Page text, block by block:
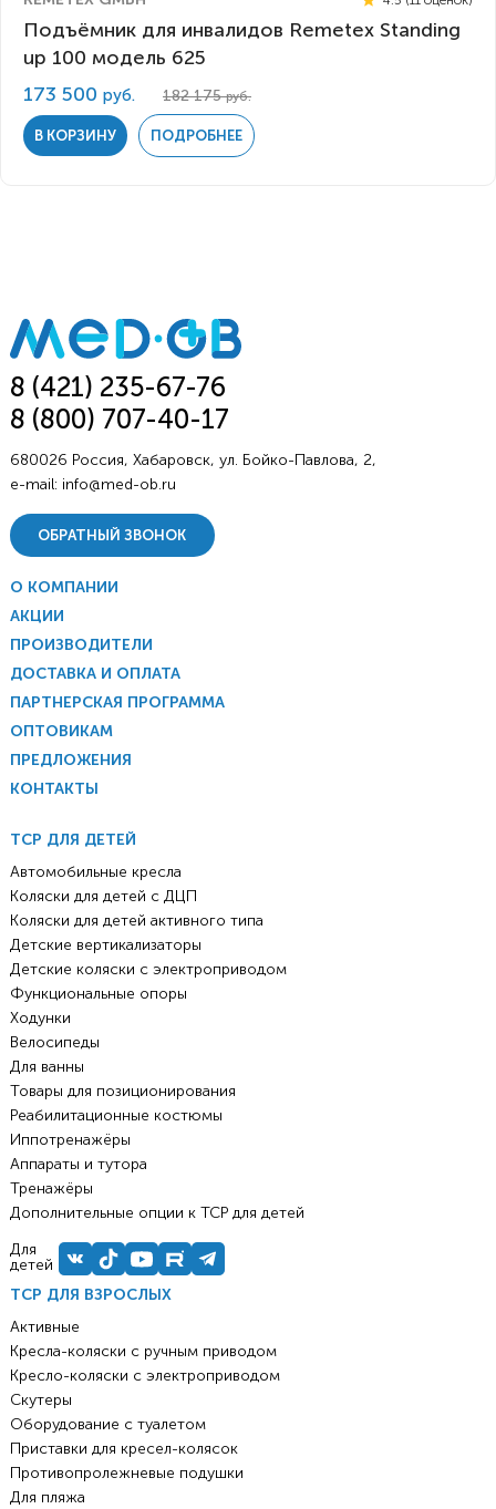
Подъёмник для инвалидов Remetex Standing
up 100 модель 625
173 500 руб. 182 175руб.
В КОРЗИНУ ПОДРОБНЕЕ
8 (421) 235-67-76
8 (800) 707-40-17
680026 Россия, Хабаровск, ул. Бойко-Павлова, 2,
e-mail: info@med-ob.ru
ОБРАТНЫЙ ЗВОНОК
О КОМПАНИИ
АКЦИИ
ПРОИЗВОДИТЕЛИ
ДОСТАВКА И ОПЛАТА
ПАРТНЕРСКАЯ ПРОГРАММА
ОПТОВИКАМ
ПРЕДЛОЖЕНИЯ
КОНТАКТЫ
ТСР ДЛЯ ВЗРОСЛЫХ
Активные
Кресла-коляски с ручным приводом
Кресло-коляски с электроприводом
Скутеры
Оборудование с туалетом
Приставки для кресел-колясок
Противопролежневые подушки
Для пляжа
ТСР ДЛЯ ДЕТЕЙ
Автомобильные кресла
Коляски для детей с ДЦП
Коляски для детей активного типа
Детские вертикализаторы
Детские коляски с электроприводом
Функциональные опоры
Ходунки
Велосипеды
Для ванны
Товары для позиционирования
Реабилитационные костюмы
Иппотренажёры
Аппараты и тутора
Тренажёры
Дополнительные опции к ТСР для детей
Для
детей